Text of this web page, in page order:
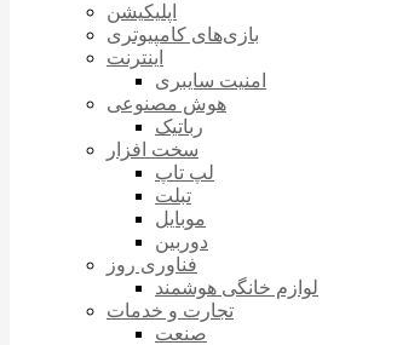
اپلیکیشن
بازی‌های کامپیوتری
اینترنت
امنیت سایبری
هوش مصنوعی
رباتیک
سخت افزار
لپ تاپ
تبلت
موبایل
دوربین
فناوری روز
لوازم خانگی هوشمند
تجارت و خدمات
صنعت